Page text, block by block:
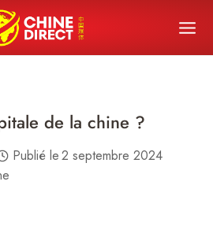
de la chine ?
Publié le2 septembre 2024